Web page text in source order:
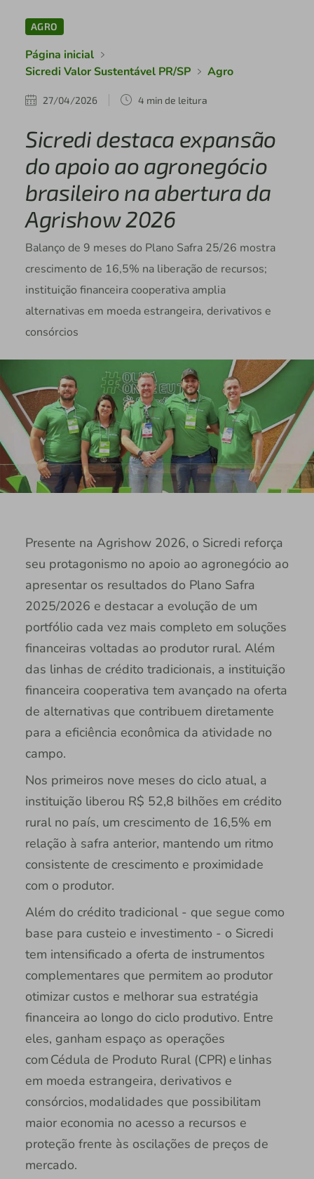
AGRO
Página inicial
Sicredi Valor Sustentável PR/SP
Agro
27/04/2026 4 min de leitura
Sicredi destaca expansão
do apoio ao agronegócio
brasileiro na abertura da
Agrishow 2026
Balanço de 9 meses do Plano Safra 25/26 mostra
crescimento de 16,5% na liberação de recursos;
instituição financeira cooperativa amplia
alternativas em moeda estrangeira, derivativos e
consórcios
Presente na Agrishow 2026, o Sicredi reforça
seu protagonismo no apoio ao agronegócio ao
apresentar os resultados do Plano Safra
2025/2026 e destacar a evolução de um
portfólio cada vez mais completo em soluções
financeiras voltadas ao produtor rural. Além
das linhas de crédito tradicionais, a instituição
financeira cooperativa tem avançado na oferta
de alternativas que contribuem diretamente
para a eficiência econômica da atividade no
campo.
Nos primeiros nove meses do ciclo atual, a
instituição liberou R$ 52,8 bilhões em crédito
rural no país, um crescimento de 16,5% em
relação à safra anterior, mantendo um ritmo
consistente de crescimento e proximidade
com o produtor.
Além do crédito tradicional - que segue como
base para custeio e investimento - o Sicredi
tem intensificado a oferta de instrumentos
complementares que permitem ao produtor
otimizar custos e melhorar sua estratégia
financeira ao longo do ciclo produtivo. Entre
eles, ganham espaço as operações
com Cédula de Produto Rural (CPR) e linhas
em moeda estrangeira, derivativos e
consórcios, modalidades que possibilitam
maior economia no acesso a recursos e
proteção frente às oscilações de preços de
mercado.